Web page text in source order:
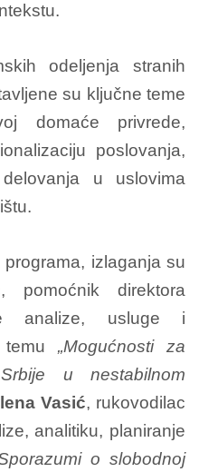
odeljenja stranih
su ključne teme
domaće privrede,
poslovanja,
u uslovima
izlaganja su
, pomoćnik direktora
analize, usluge i
temu „Mogućnosti za
u nestabilnom
Vasić, rukovodilac
analitiku, planiranje
o slobodnoj